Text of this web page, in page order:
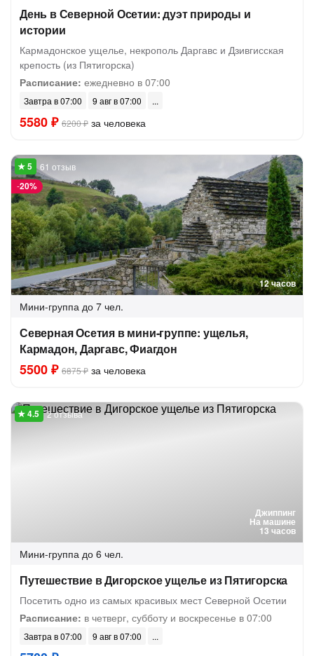
День в Северной Осетии: дуэт природы и
истории
Кармадонское ущелье, некрополь Даргавс и Дзивгисская
крепость (из Пятигорска)
Расписание: ежедневно в 07:00
Завтра в 07:00 9 авг в 07:00
5580 ₽ 6200 ₽ за человека
12 часов
-20%
61 отзыв
Мини-группа до 7 чел.
Северная Осетия в мини-группе: ущелья,
Кармадон, Даргавс, Фиагдон
5500 ₽ 6875 ₽ за человека
Джиппинг
На машине
13 часов
2 отзыва
Мини-группа до 6 чел.
Путешествие в Дигорское ущелье из Пятигорска
Посетить одно из самых красивых мест Северной Осетии
Расписание: в четверг, субботу и воскресенье в 07:00
Завтра в 07:00 9 авг в 07:00